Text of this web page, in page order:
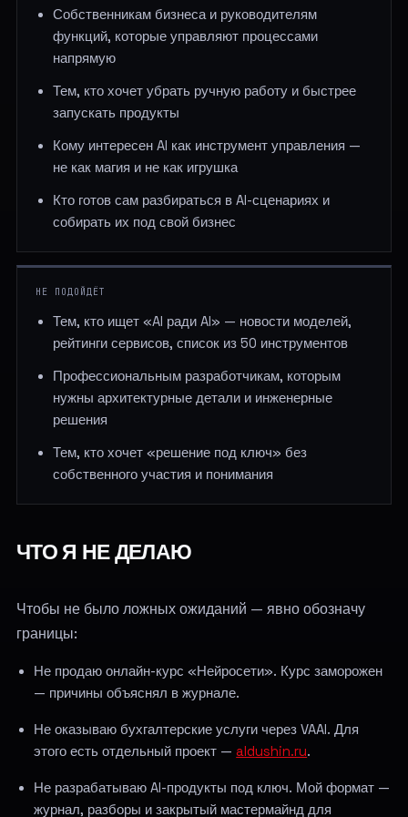
Собственникам бизнеса и руководителям
функций, которые управляют процессами
напрямую
Тем, кто хочет убрать ручную работу и быстрее
запускать продукты
Кому интересен AI как инструмент управления —
не как магия и не как игрушка
Кто готов сам разбираться в AI-сценариях и
собирать их под свой бизнес
НЕ ПОДОЙДЁТ
Тем, кто ищет «AI ради AI» — новости моделей,
рейтинги сервисов, список из 50 инструментов
Профессиональным разработчикам, которым
нужны архитектурные детали и инженерные
решения
Тем, кто хочет «решение под ключ» без
собственного участия и понимания
ЧТО Я НЕ ДЕЛАЮ
Чтобы не было ложных ожиданий — явно обозначу
границы:
Не продаю онлайн-курс «Нейросети». Курс заморожен
— причины объяснял в журнале.
Не оказываю бухгалтерские услуги через VAAI. Для
этого есть отдельный проект —aldushin.ru.
Не разрабатываю AI-продукты под ключ. Мой формат —
журнал, разборы и закрытый мастермайнд для